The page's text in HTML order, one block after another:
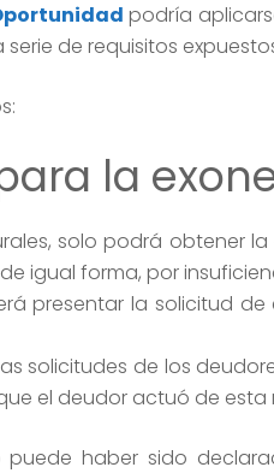
podría
de requisitos
la
solo podrá obtener
igual forma, por
presentar la solicitud
solicitudes de los
el deudor actuó de esta
puede haber sido